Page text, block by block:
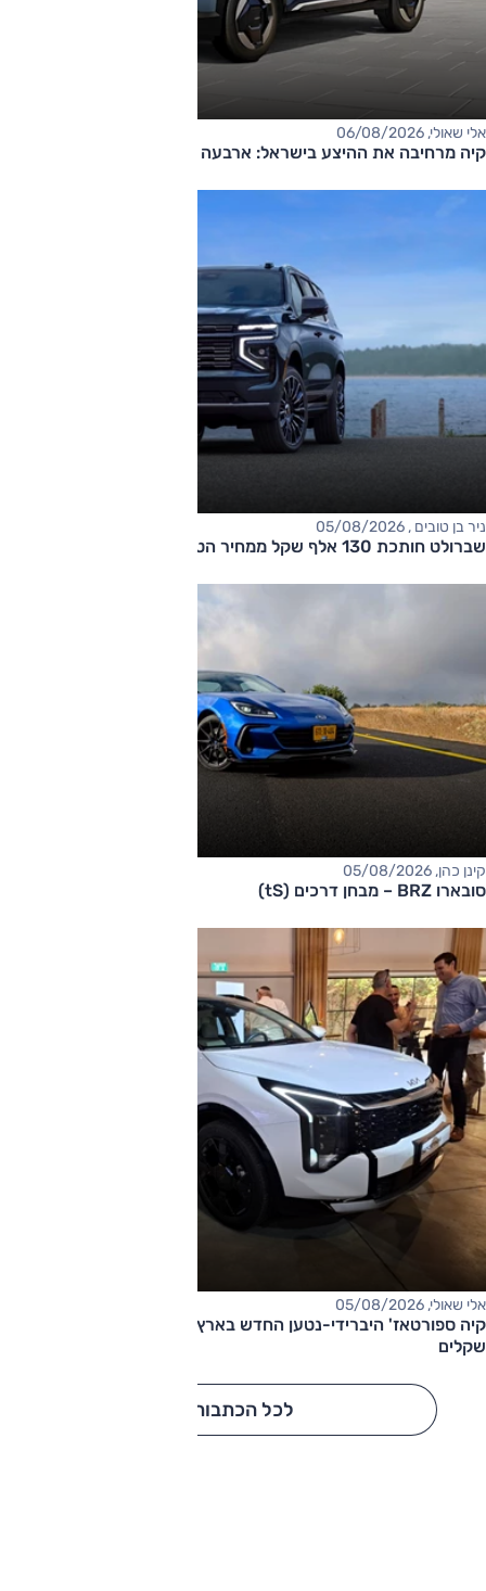
אלי שאולי, 06/08/2026
קיה מרחיבה את ההיצע בישראל: ארבעה דגמים חדשים בדרך
ניר בן טובים , 05/08/2026
שברולט חותכת 130 אלף שקל ממחיר הטאהו
קינן כהן, 05/08/2026
סובארו BRZ – מבחן דרכים (tS)
אלי שאולי, 05/08/2026
שקלים
לכל הכתבות